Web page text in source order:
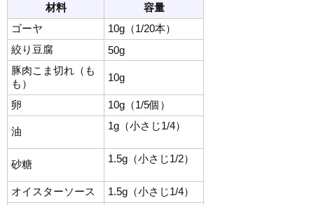
材料
容量
ゴーヤ
10g（1/20本）
絞り豆腐
50g
豚肉こま切れ（も
も）
10g
卵 10g（1/5個）
油 1g（小さじ1/4）
砂糖 1.5g（小さじ1/2）
オイスターソース
1.5g（小さじ1/4）